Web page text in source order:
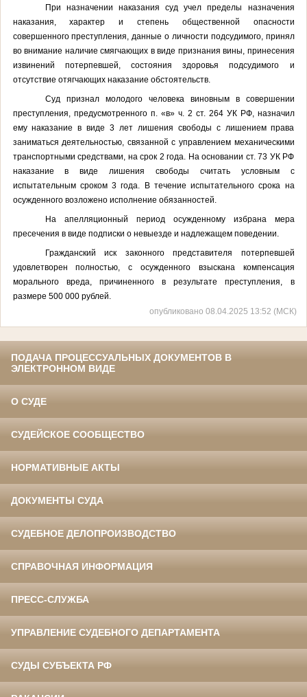
При назначении наказания суд учел пределы назначения
наказания,характер и степень общественной опасности
совершенного преступления, данные о личности подсудимого, принял
во внимание наличие смягчающих в виде признания вины, принесения
извинений потерпевшей, состояния здоровья подсудимого и
отсутствие отягчающих наказание обстоятельств.
Суд признал молодого человека виновным в совершении
преступления, предусмотренного п. «в» ч. 2 ст. 264 УК РФ, назначил
ему наказание в виде 3 лет лишения свободы с лишением права
заниматься деятельностью, связанной с управлением механическими
транспортными средствами, на срок 2 года. На основании ст. 73 УК РФ
наказание в виде лишения свободы считать условным с
испытательным сроком 3 года. В течение испытательного срока на
осужденного возложено исполнение обязанностей.
На апелляционный период осужденному избрана мера
пресечения в виде подписки о невыезде и надлежащем поведении.
Гражданский иск законного представителя потерпевшей
удовлетворен полностью, с осужденного взыскана компенсация
морального вреда, причиненного в результате преступления, в
размере 500 000 рублей.
опубликовано 08.04.2025 13:52 (МСК)
ПОДАЧА ПРОЦЕССУАЛЬНЫХ ДОКУМЕНТОВ В
ЭЛЕКТРОННОМ ВИДЕ
О СУДЕ
СУДЕЙСКОЕ СООБЩЕСТВО
НОРМАТИВНЫЕ АКТЫ
ДОКУМЕНТЫ СУДА
СУДЕБНОЕ ДЕЛОПРОИЗВОДСТВО
СПРАВОЧНАЯ ИНФОРМАЦИЯ
ПРЕСС-СЛУЖБА
УПРАВЛЕНИЕ СУДЕБНОГО ДЕПАРТАМЕНТА
СУДЫ СУБЪЕКТА РФ